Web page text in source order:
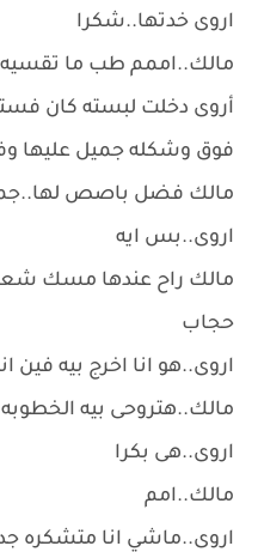
اروى خدتها..شكرا
مالك..اممم طب ما
أروى دخلت لبسته كان
فوق وشكله جميل عليها
مالك فضل باصص
اروى..بس ايه
مالك راح عندها مسك
حجاب
اروى..هو انا اخرج بيه
مالك..هتروحى بيه الخطوبه
اروى..هى بكرا
مالك..امم
اروى..ماشي انا متشكره